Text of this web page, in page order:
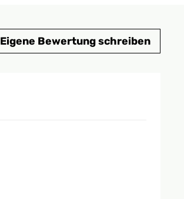
Eigene Bewertung schreiben